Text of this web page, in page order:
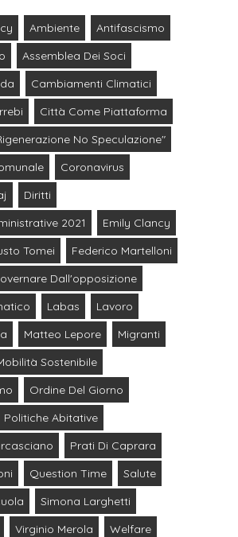
Ambiente
Antifascismo
Assemblea Dei Soci
Cambiamenti Climatici
Città Come Piattaforma
No Speculazione"
Coronavirus
Diritti
2021
Emily Clancy
Tomei
Federico Martelloni
Dall'opposizione
Labas
Lavoro
Matteo Lepore
Migranti
Sostenibile
Ordine Del Giorno
Politiche Abitative
Prati Di Caprara
Question Time
Salute
Simona Larghetti
Virginio Merola Welfare